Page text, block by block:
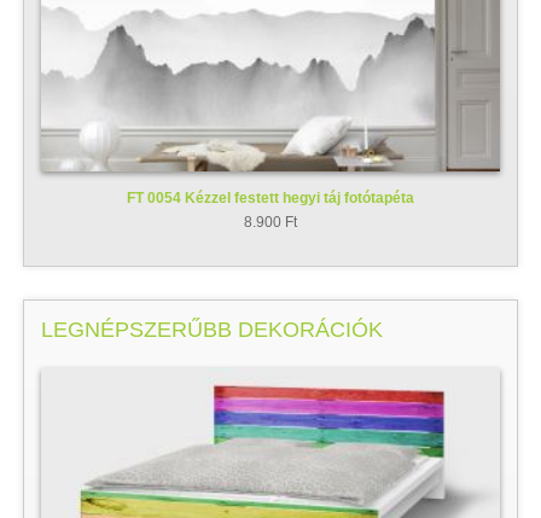
FT 0054 Kézzel festett hegyi táj fotótapéta
8.900 Ft
LEGNÉPSZERŰBB DEKORÁCIÓK